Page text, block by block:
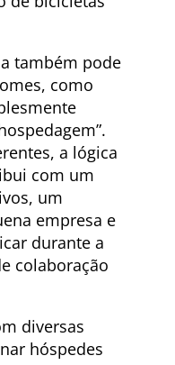
também pode
como
a lógica
com um
um
empresa e
durante a
colaboração
diversas
hóspedes